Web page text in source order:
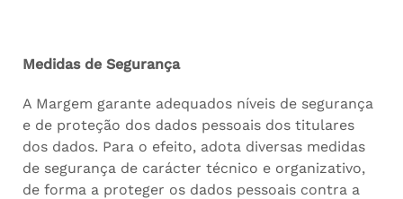
Medidas de Segurança
A Margem garante adequados níveis de segurança
e de proteção dos dados pessoais dos titulares
dos dados. Para o efeito, adota diversas medidas
de segurança de carácter técnico e organizativo,
de forma a proteger os dados pessoais contra a